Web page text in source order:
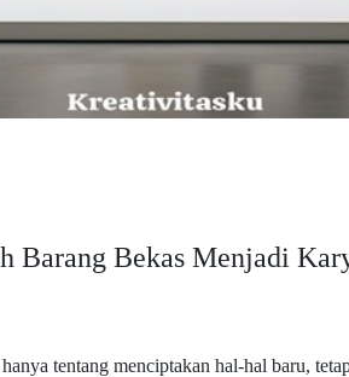
Barang Bekas Menjadi
tentang menciptakan hal-hal baru,